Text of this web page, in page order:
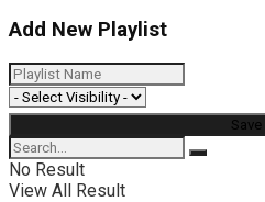
Add New Playlist
No Result
View All Result